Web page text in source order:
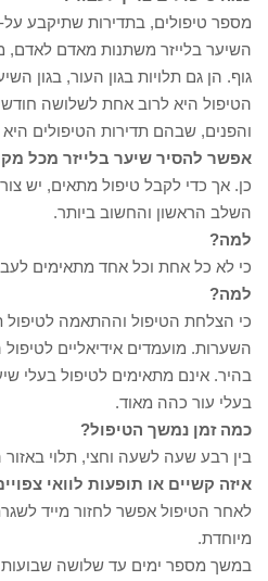
מספר טיפולים, בתדירות שתיקבע
השיער בלייזר משתנות מאדם לאדם,
גוף. הן גם תלויות בגון העור, בגון
הטיפול היא לרוב אחת לשלושה
והפנים, שבהם תדירות הטיפולים
אפשר להסיר שיער בלייזר מכל
כן. אך כדי לקבל טיפול מתאים, יש
השלב הראשון והחשוב ביותר.
למה?
כי לא כל אחת וכל אחד מתאימים
למה?
כי הצלחת הטיפול וההתאמה לטיפול
השערות. מועמדים אידיאליים
בהיר. אינם מתאימים לטיפול בעלי
בעלי עור כהה מאוד.
כמה זמן נמשך הטיפול?
בין רבע שעה לשעה וחצי, תלוי
איזה קשיים או תופעות לוואי
לאחר הטיפול אפשר לחזור מייד
מיוחדת.
במשך מספר ימים עד שלושה שבועות